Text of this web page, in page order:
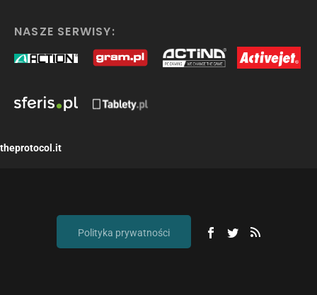
NASZE SERWISY:
theprotocol.it
Polityka prywatności